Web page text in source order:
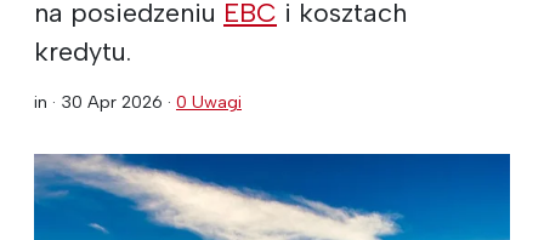
na posiedzeniu EBC i kosztach
kredytu.
in · 30 Apr 2026 · 0 Uwagi